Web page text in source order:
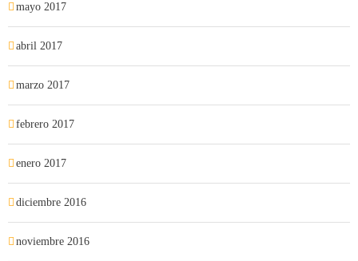
mayo 2017
abril 2017
marzo 2017
febrero 2017
enero 2017
diciembre 2016
noviembre 2016